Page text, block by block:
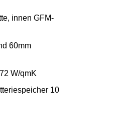
innen GFM-
60mm
W/qmK
10